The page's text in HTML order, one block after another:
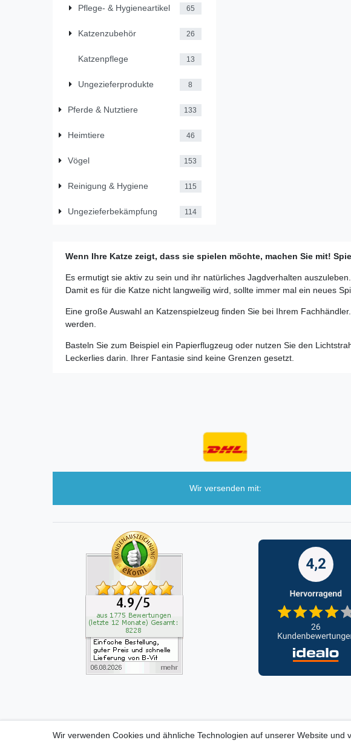
Pflege- & Hygieneartikel 65
Katzenzubehör 26
Katzenpflege 13
Ungezieferprodukte 8
Pferde & Nutztiere 133
Heimtiere 46
Vögel 153
Reinigung & Hygiene 115
Ungezieferbekämpfung 114
Wenn Ihre Katze zeigt, dass sie spielen möchte, machen Sie mit!
Es ermutigt sie aktiv zu sein und ihr natürliches Jagdverhalten auszuleben.
Damit es für die Katze nicht langweilig wird, sollte immer mal ein neues
Eine große Auswahl an Katzenspielzeug finden Sie bei Ihrem
werden.
Basteln Sie zum Beispiel ein Papierflugzeug oder nutzen Sie den
Leckerlies darin. Ihrer Fantasie sind keine Grenzen gesetzt.
Wir versenden mit:
ZAHLUNGS- VERSANDINFORMATIONEN,
Wir verwenden Cookies und ähnliche Technologien auf unserer Website und